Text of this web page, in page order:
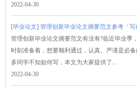
2022-04-30
[毕业论文]管理创新毕业论文摘要范文参考「写
管理创新毕业论文摘要范文有没有?临近毕业季
时刻准备着，想要顺利通过，认真、严谨是必
多同学不知如何写，本文为大家提供了...
2022-04-30